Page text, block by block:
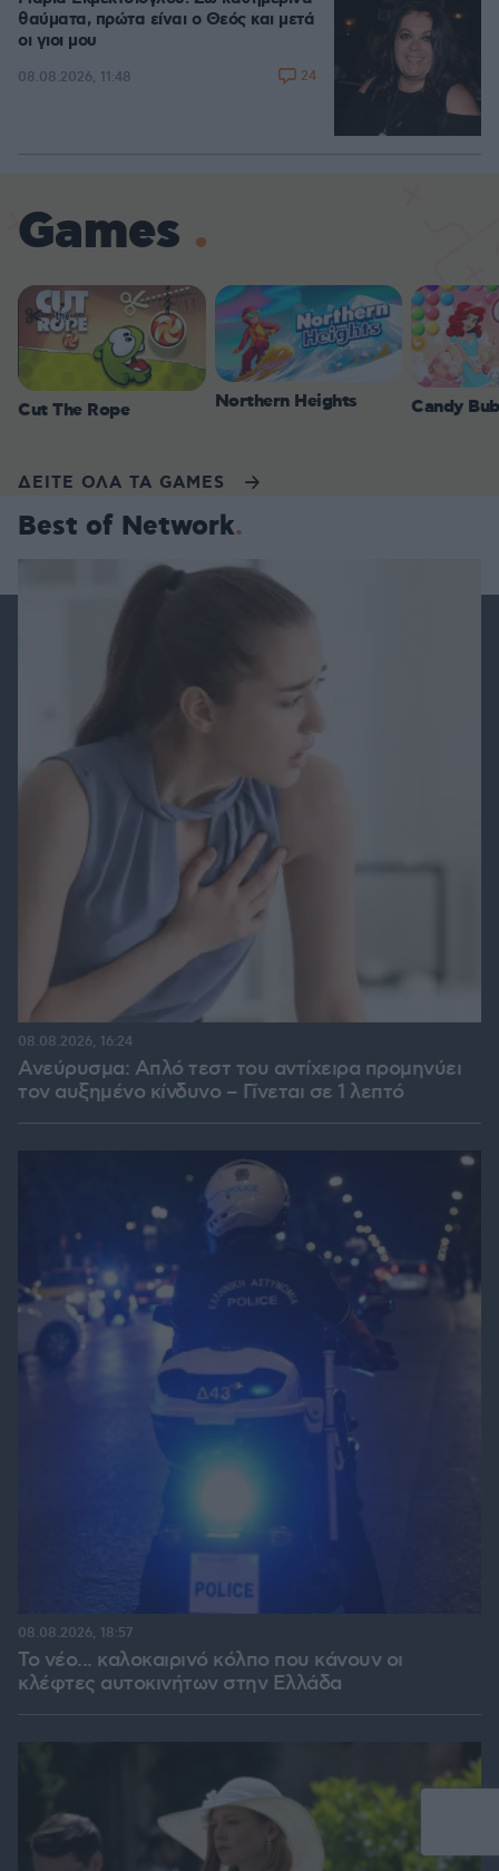
θαύματα, πρώτα είναι ο Θεός και μετά
οι γιοι μου
08.08.2026, 11:48 24
Games
Cut The Rope Northern Heights Candy
ΔΕΙΤΕ ΟΛΑ ΤΑ GAMES
Best of Network
Ανεύρυσμα: Απλό τεστ του αντίχειρα προμηνύει
τον αυξημένο κίνδυνο – Γίνεται σε 1 λεπτό
08.08.2026, 16:24
Το νέο... καλοκαιρινό κόλπο που κάνουν οι
κλέφτες αυτοκινήτων στην Ελλάδα
08.08.2026, 18:57